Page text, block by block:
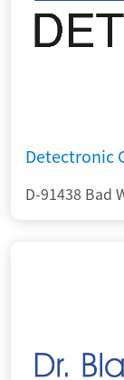
Detectronic
D-91438 Bad